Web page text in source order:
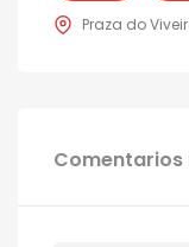
Praza do
Comentarios